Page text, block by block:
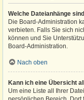
Welche Dateianhänge
Die Board-Administration
verbieten. Falls Sie sich
können und Sie
Board-Administration.
Nach oben
Kann ich eine Übersicht
Um eine Liste all Ihrer